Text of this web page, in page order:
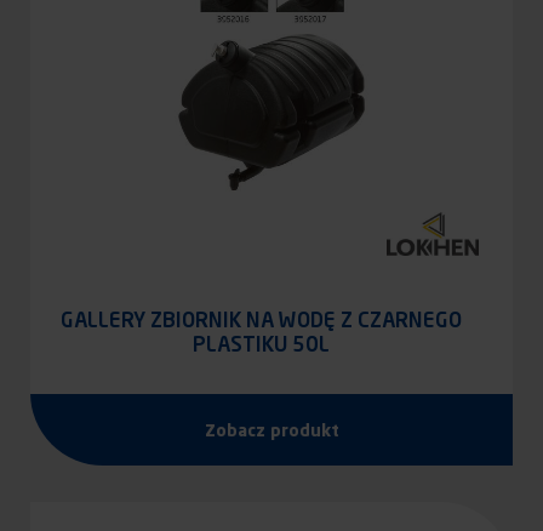
GALLERY ZBIORNIK NA WODĘ Z CZARNEGO
PLASTIKU 50L
Zobacz produkt